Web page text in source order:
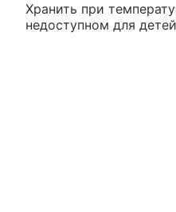
Хранить при
недоступном для